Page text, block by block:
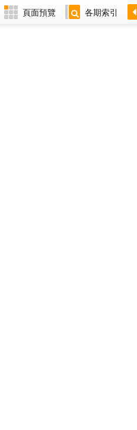
頁面預覽 各期索引